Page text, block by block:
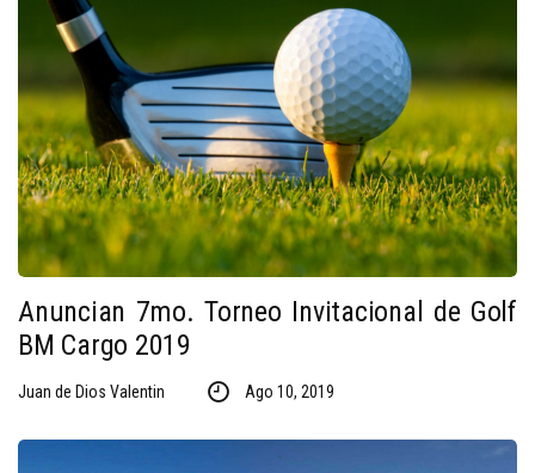
Anuncian 7mo. Torneo Invitacional de Golf
BM Cargo 2019
Juan de Dios Valentin Ago 10, 2019